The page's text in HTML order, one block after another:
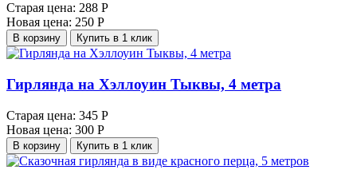
Старая цена: 288 Р
Новая цена: 250 Р
В корзину Купить в 1 клик
Гирлянда на Хэллоуин Тыквы, 4 метра
Старая цена: 345 Р
Новая цена: 300 Р
В корзину Купить в 1 клик